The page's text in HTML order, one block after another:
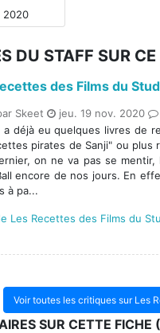
2020
DU STAFF SUR
des Films du
Skeet jeu. 19 nov. 2020
a déjà eu quelques livres de
pirates de Sanji" ou
on ne va pas se
encore de nos jours. En
à pa...
Les Recettes des Films du
Voir toutes les critiques sur Les
SUR CETTE FICHE